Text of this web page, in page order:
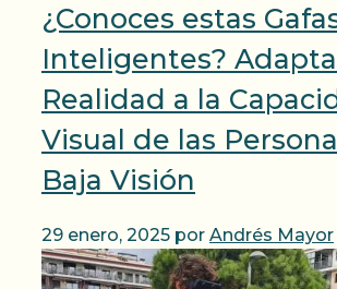
¿Conoces estas
Inteligentes?
Realidad a la
Visual de las
Baja Visión
29 enero, 2025 por Andrés Mayor